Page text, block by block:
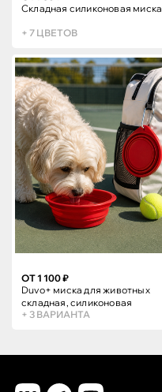
Складная силиконовая миска
+ 7 ЦВЕТОВ
ОТ 1 100 ₽
Duvo+ миска для животных
складная, силиконовая
+ 3 ВАРИАНТА